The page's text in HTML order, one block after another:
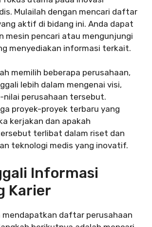
Mulailah dengan mencari daftar
aktif di bidang ini. Anda dapat
mesin pencari atau mengunjungi
menyediakan informasi terkait.
memilih beberapa perusahaan,
lebih dalam mengenai visi,
nilai perusahaan tersebut.
proyek-proyek terbaru yang
kerjakan dan apakah
terlibat dalam riset dan
teknologi medis yang inovatif.
Informasi
Karier
mendapatkan daftar perusahaan